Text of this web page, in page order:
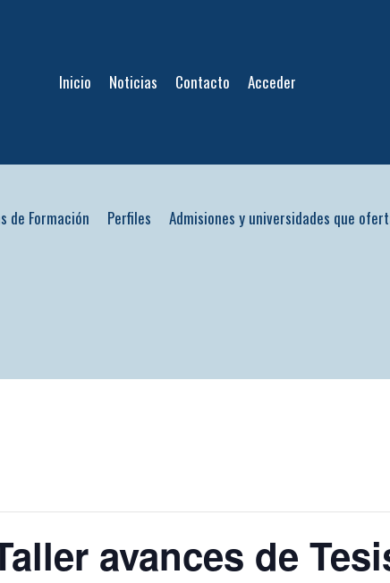
Inicio Noticias Contacto Acceder
de Formación Perfiles Admisiones y universidades que
avances de